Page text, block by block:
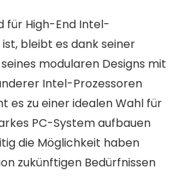
für High-End Intel-
bleibt es dank seiner
modularen Designs mit
Intel-Prozessoren
es zu einer idealen Wahl für
PC-System aufbauen
die Möglichkeit haben
zukünftigen Bedürfnissen